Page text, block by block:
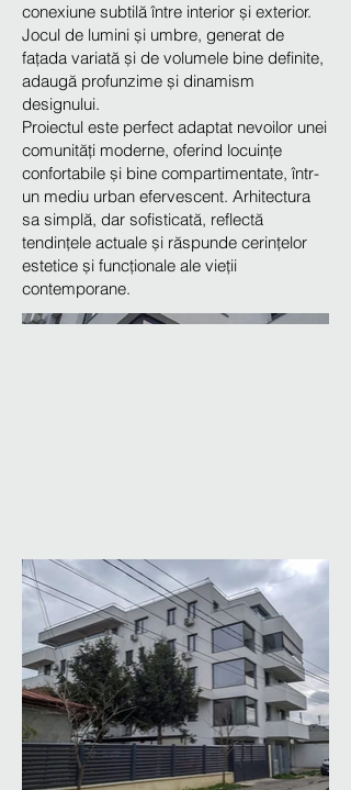
conexiune subtilă între interior și exterior.
Jocul de lumini și umbre, generat de
fațada variată și de volumele bine definite,
adaugă profunzime și dinamism
designului.
Proiectul este perfect adaptat nevoilor unei
comunități moderne, oferind locuințe
confortabile și bine compartimentate, într-
un mediu urban efervescent. Arhitectura
sa simplă, dar sofisticată, reflectă
tendințele actuale și răspunde cerințelor
estetice și funcționale ale vieții
contemporane.